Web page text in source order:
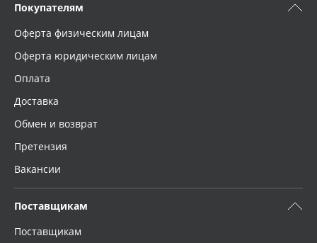
Покупателям
Оферта физическим лицам
Оферта юридическим лицам
Оплата
Доставка
Обмен и возврат
Претензия
Вакансии
Поставщикам
Поставщикам